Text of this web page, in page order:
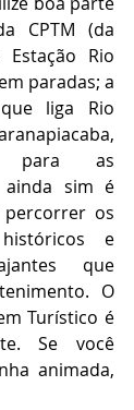
CPTM (da
Rio
paradas; a
liga Rio
para as
ainda sim é
os
e
que
O
Turístico é
Se você
animada,